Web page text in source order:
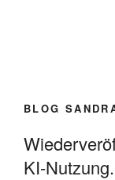
BLOG
KI-Nutzung.